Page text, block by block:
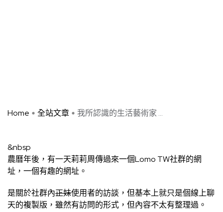
Home 全站文章 我所認識的生活藝術家 ...
&nbsp
農曆年後，有一天莉莉周傳過來一個Lomo TW社群的網
址，一個有趣的網址。
是關於社群內正妹使用者的訪談，但基本上就只是個線上聊
天的複製版，雖然有訪問的形式，但內容不太有整理過。